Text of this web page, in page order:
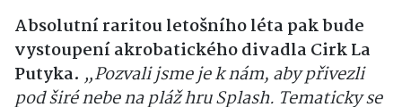
Absolutní raritou letošního léta pak bude
vystoupení akrobatického divadla Cirk La
Putyka. „Pozvali jsme je k nám, aby přivezli
pod širé nebe na pláž hru Splash. Tematicky se